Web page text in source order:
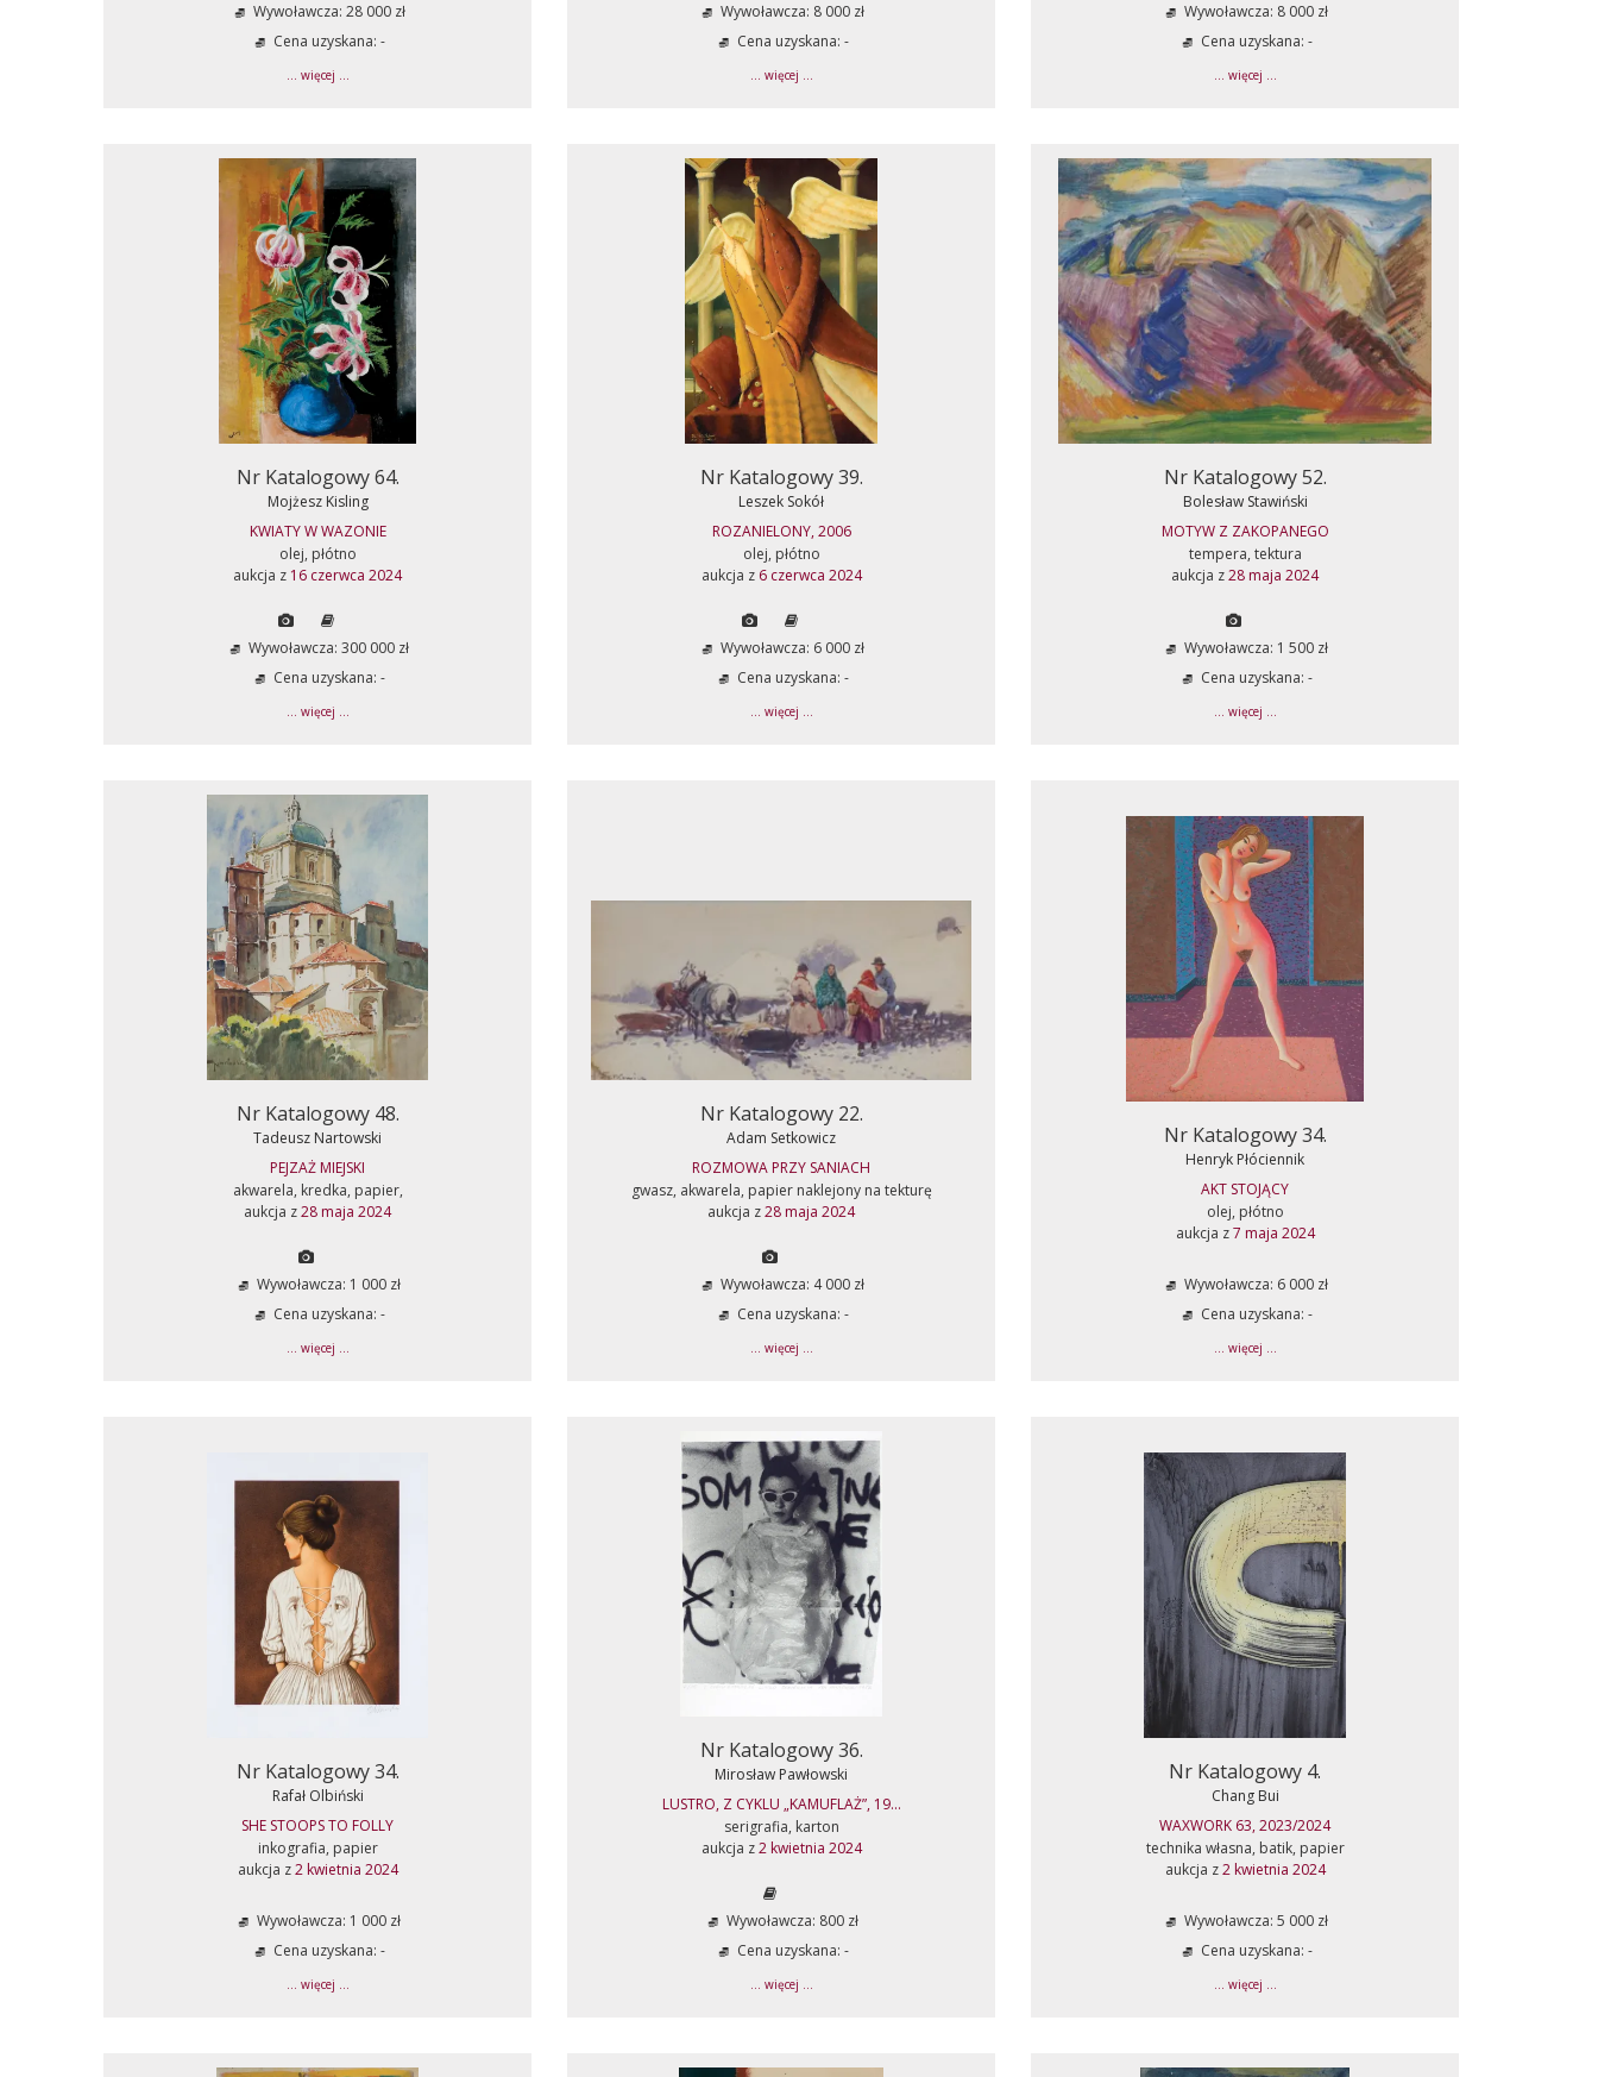
Wywoławcza: 28 000 zł
Cena uzyskana: -
... więcej ...
Wywoławcza: 8 000 zł
Cena uzyskana: -
... więcej ...
Wywoławcza: 8 000 zł
Cena uzyskana: -
... więcej ...
Nr Katalogowy 64.
Mojżesz Kisling
KWIATY W WAZONIE
olej, płótno
aukcja z 16 czerwca 2024
Wywoławcza: 300 000 zł
Cena uzyskana: -
... więcej ...
Nr Katalogowy 39.
Leszek Sokół
ROZANIELONY, 2006
olej, płótno
aukcja z 6 czerwca 2024
Wywoławcza: 6 000 zł
Cena uzyskana: -
... więcej ...
Nr Katalogowy 52.
Bolesław Stawiński
MOTYW Z ZAKOPANEGO
tempera, tektura
aukcja z28 maja 2024
Wywoławcza: 1 500 zł
Cena uzyskana: -
... więcej ...
Nr Katalogowy 48.
Tadeusz Nartowski
PEJZAŻ MIEJSKI
akwarela, kredka, papier,
aukcja z28 maja 2024
Wywoławcza: 1 000 zł
Cena uzyskana: -
... więcej ...
Nr Katalogowy 22.
Adam Setkowicz
ROZMOWA PRZY SANIACH
gwasz, akwarela, papier naklejony na tekturę
aukcja z28 maja 2024
Wywoławcza: 4 000 zł
Cena uzyskana: -
... więcej ...
Nr Katalogowy 34.
Henryk Płóciennik
AKT STOJĄCY
olej, płótno
aukcja z7 maja 2024
Wywoławcza: 6 000 zł
Cena uzyskana: -
... więcej ...
Nr Katalogowy 34.
Rafał Olbiński
SHE STOOPS TO FOLLY
inkografia, papier
aukcja z2 kwietnia 2024
Wywoławcza: 1 000 zł
Cena uzyskana: -
... więcej ...
Nr Katalogowy 36.
Mirosław Pawłowski
LUSTRO, Z CYKLU „KAMUFLAŻ”, 19...
serigrafia, karton
aukcja z2 kwietnia 2024
Wywoławcza: 800 zł
Cena uzyskana: -
... więcej ...
Nr Katalogowy 4.
Chang Bui
WAXWORK 63, 2023/2024
technika własna, batik, papier
aukcja z2 kwietnia 2024
Wywoławcza: 5 000 zł
Cena uzyskana: -
... więcej ...